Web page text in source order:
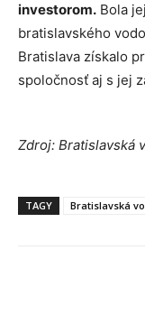
investorom. Bola
bratislavského
Bratislava získalo
spoločnosť aj s jej
Zdroj: Bratislavská
TAGY Bratislavská